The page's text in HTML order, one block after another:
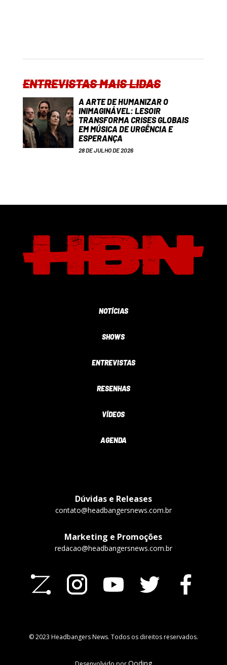
ENTREVISTAS MAIS LIDAS
A ARTE DE HUMANIZAR O
INIMAGINÁVEL: LESOIR
TRANSFORMA CRISES GLOBAIS
EM MÚSICA DE URGÊNCIA E
ESPERANÇA
28 DE JULHO DE 2026
NOTÍCIAS
SHOWS
ENTREVISTAS
RESENHAS
VÍDEOS
AGENDA
Dúvidas e Releases
contato@headbangersnews.com.br
Marketing e Promoções
redacao@headbangersnews.com.br
© 2023 Headbangers News. Todos os direitos reservados.
Qoding